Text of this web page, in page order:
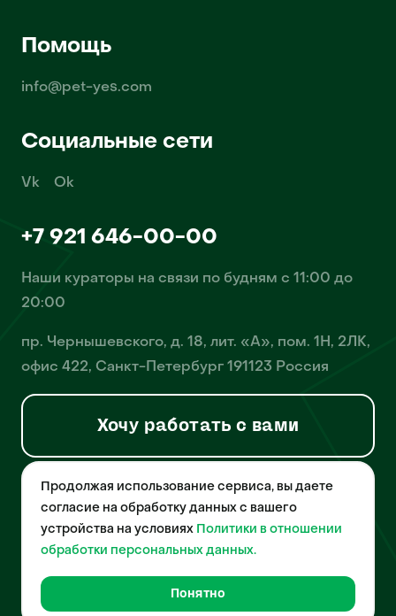
Помощь
info@pet-yes.com
Социальные сети
Vk Ok
+7 921 646-00-00
Наши кураторы на связи по будням с 11:00 до
20:00
пр. Чернышевского, д. 18, лит. «А», пом. 1Н, 2ЛК,
офис 422, Санкт-Петербург 191123 Россия
Хочу работать с вами
© 2026 Pet-Yes. ООО «Биржа домашних животных «Пет-Ес»
осуществляет деятельность в области информационных
технологий, деятельность по разработке и эксплуатации
собственного программного обеспечения, деятельность
порталов в информационно-коммуникационной сети Интернет и
домашних животных», свидетельство о регистрации
№2021612018 от 10 февраля 2021 года.
Продолжая использование сервиса, вы даете
согласие на обработку данных с вашего
устройства на условиях Политики в отношении
обработки персональных данных.
Понятно